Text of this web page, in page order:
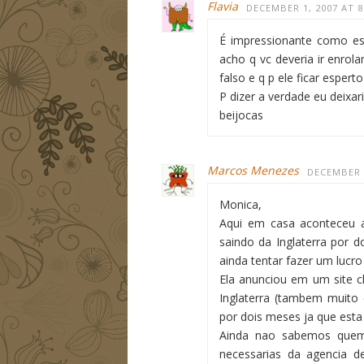
Flavia DECEMBER 1, 2007 AT
É impressionante como
acho q vc deveria ir
falso e q p ele ficar
P dizer a verdade eu
beijocas
Marcos Menezes
Monica,
Aqui em casa
saindo da Inglaterra por
ainda tentar fazer um
Ela anunciou em um site
Inglaterra (tambem
por dois meses ja que
Ainda nao sabemos
necessarias da agencia